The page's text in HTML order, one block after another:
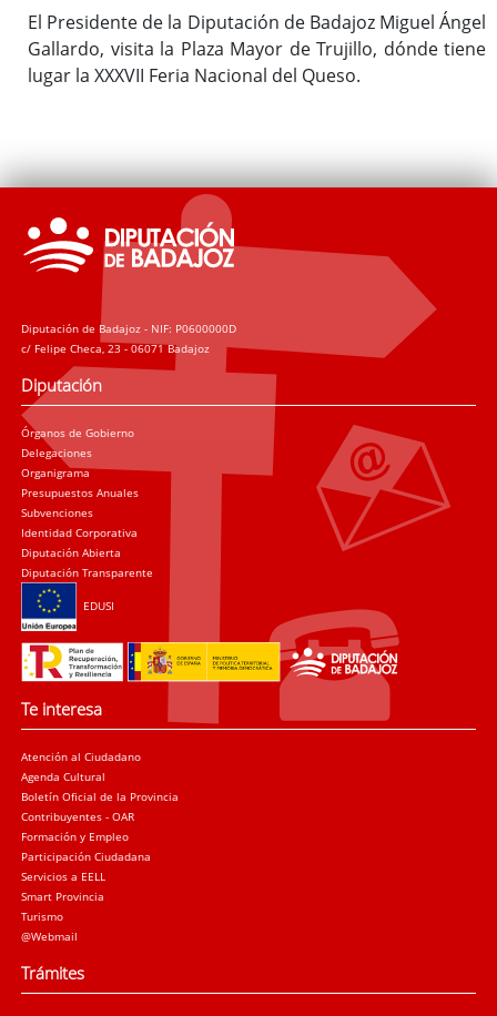
El Presidente de la Diputación de Badajoz Miguel Ángel
Gallardo, visita la Plaza Mayor de Trujillo, dónde tiene
lugar la XXXVII Feria Nacional del Queso.
Diputación de Badajoz - NIF: P0600000D
c/ Felipe Checa, 23 - 06071 Badajoz
Diputación
Órganos de Gobierno
Delegaciones
Organigrama
Presupuestos Anuales
Subvenciones
Identidad Corporativa
Diputación Abierta
Diputación Transparente
EDUSI
Te interesa
Atención al Ciudadano
Agenda Cultural
Boletín Oficial de la Provincia
Contribuyentes - OAR
Formación y Empleo
Participación Ciudadana
Servicios a EELL
Smart Provincia
Turismo
@Webmail
Trámites